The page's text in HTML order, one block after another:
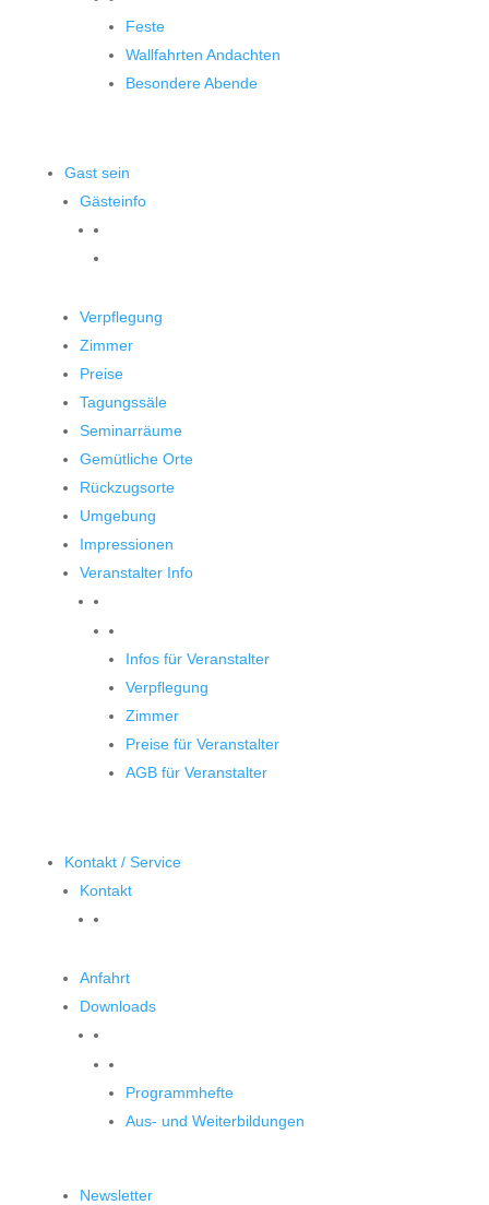
Feste
Wallfahrten Andachten
Besondere Abende
Gast sein
Gästeinfo
Verpflegung
Zimmer
Preise
Tagungssäle
Seminarräume
Gemütliche Orte
Rückzugsorte
Umgebung
Impressionen
Veranstalter Info
Infos für Veranstalter
Verpflegung
Zimmer
Preise für Veranstalter
AGB für Veranstalter
Kontakt / Service
Kontakt
Anfahrt
Downloads
Programmhefte
Aus- und Weiterbildungen
Newsletter